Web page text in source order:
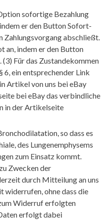
sofortige Bezahlung
er den Button Sofort-
Zahlungsvorgang abschließt.
an, indem er den Button
Für das Zustandekommen
6, ein entsprechender Link
Artikel von uns bei eBay
bei eBay das verbindliche
in der Artikelseite
so dass es
des Lungenemphysems
zum Einsatz kommt.
Zwecken der
durch Mitteilung an uns
widerrufen, ohne dass die
Widerruf erfolgten
erfolgt dabei